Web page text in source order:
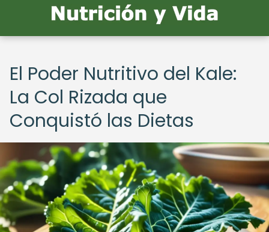
El Poder Nutritivo del Kale:
La Col Rizada que
Conquistó las Dietas